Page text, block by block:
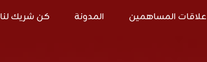
علاقات المساهمين المدونة كن شريك لنا